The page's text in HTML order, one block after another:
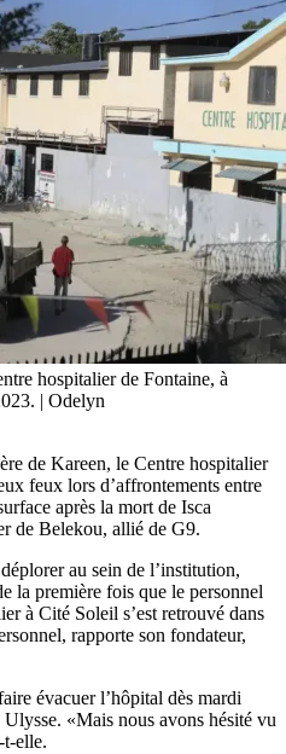
hospitalier de Fontaine, à
| Odelyn
de Kareen, le Centre hospitalier
feux lors d’affrontements entre
après la mort de Isca
de Belekou, allié de G9.
au sein de l’institution,
la première fois que le personnel
à Cité Soleil s’est retrouvé dans
rapporte son fondateur,
évacuer l’hôpital dès mardi
«Mais nous avons hésité vu
t-elle.